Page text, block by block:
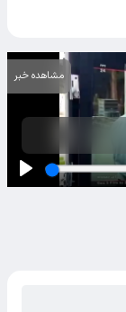
مشاهده خبر